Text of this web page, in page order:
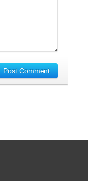
Post Comment